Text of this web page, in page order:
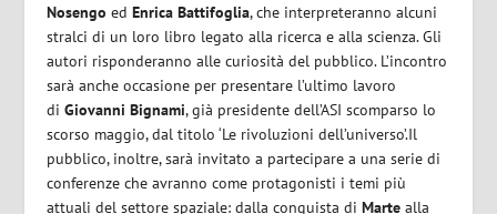
NosengoedEnrica Battifoglia, che interpreteranno alcuni
stralci di un loro libro legato alla ricerca e alla scienza. Gli
autori risponderanno alle curiosità del pubblico. L’incontro
sarà anche occasione per presentare l’ultimo lavoro
diGiovanni Bignami, già presidente dell’ASI scomparso lo
scorso maggio, dal titolo ‘Le rivoluzioni dell’universo’.Il
pubblico, inoltre, sarà invitato a partecipare a una serie di
conferenze che avranno come protagonisti i temi più
attuali del settore spaziale: dalla conquista diMarte alla